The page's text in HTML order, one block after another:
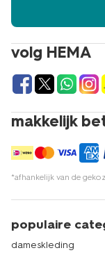
volg HEMA
makkelijk
*afhankelijk van de
populaire
dameskleding